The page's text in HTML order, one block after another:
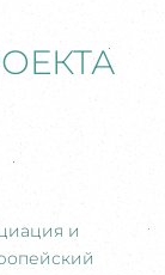
и